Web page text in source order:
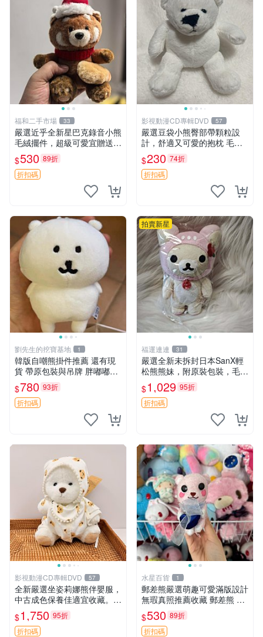
福和二手市場 33
嚴選近乎全新星巴克錄音小熊
毛絨擺件，超級可愛宜贈送掛
飾 錄音小熊 毛絨擺件 贈品
$530 89折
折扣碼
影視動漫CD專輯DVD 57
嚴選豆袋小熊臀部帶顆粒設
計，舒適又可愛的抱枕 毛絨
抱枕、臀部按摩、坐墊
$230 74折
折扣碼
劉先生的挖寶基地 1
韓版自嘲熊掛件推薦 還有現
貨 帶原包裝與吊牌 胖嘟嘟超
可愛 毛絨手感佳 小熊掛件 自
嘲抱枕 小熊抱枕
$780 93折
折扣碼
拍賣新星
福運連連 31
嚴選全新未拆封日本SanX輕
松熊熊妹，附原裝包裝，毛絨
質地極佳，細膩可愛，推薦收
藏兼送禮，適合女性好友或家
人，限量釋出。鬆熊、熊玩
$1,029 95折
折扣碼
影視動漫CD專輯DVD 57
全新嚴選坐姿莉娜熊伴嬰服，
中古成色保養佳適宜收藏。無
盒子但品質完好，快速出貨。
建議入手！ 中古 玩偶 滬漫
$1,750 95折
折扣碼
水星百貨 1
郵差熊嚴選萌趣可愛滿版設計
無瑕真照推薦收藏 郵差熊 熊
抱枕 紅薯啵啵間
$530 89折
折扣碼